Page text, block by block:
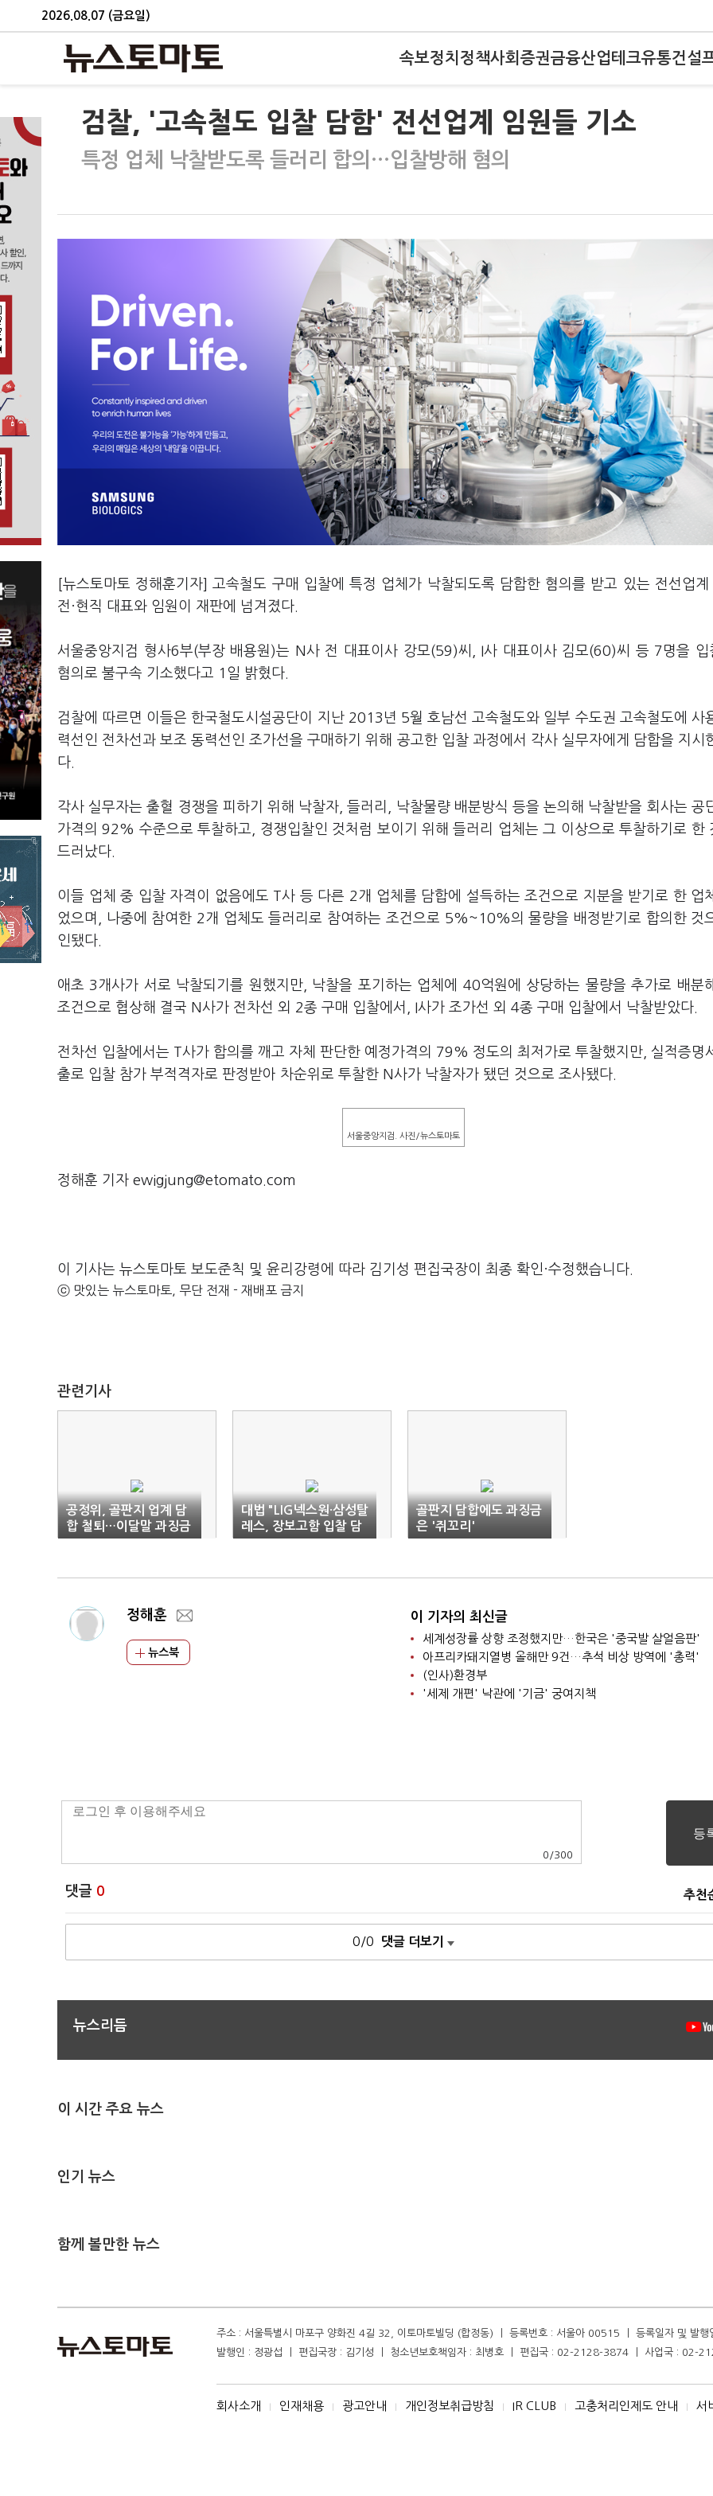
2026.08.07 (금요일)
속보정치 정책사회 증권금융산업테크유통건설
검찰, '고속철도 입찰 담함' 전선업계 임원들 기소
특정 업체 낙찰받도록 들러리 합의…입찰방해 혐의
[뉴스토마토 정해훈기자] 고속철도 구매 입찰에 특정 업체가 낙찰되도록 담합한 혐의를 받고 있는 전선업
전·현직 대표와 임원이 재판에 넘겨졌다.
서울중앙지검 형사6부(부장 배용원)는 N사 전 대표이사 강모(59)씨, I사 대표이사 김모(60)씨 등 7명을 입
혐의로 불구속 기소했다고 1일 밝혔다.
검찰에 따르면 이들은 한국철도시설공단이 지난 2013년 5월 호남선 고속철도와 일부 수도권 고속철도에 사
력선인 전차선과 보조 동력선인 조가선을 구매하기 위해 공고한 입찰 과정에서 각사 실무자에게 담합을 지시
다.
각사 실무자는 출혈 경쟁을 피하기 위해 낙찰자, 들러리, 낙찰물량 배분방식 등을 논의해 낙찰받을 회사는 공
가격의 92% 수준으로 투찰하고, 경쟁입찰인 것처럼 보이기 위해 들러리 업체는 그 이상으로 투찰하기로 한
드러났다.
이들 업체 중 입찰 자격이 없음에도 T사 등 다른 2개 업체를 담합에 설득하는 조건으로 지분을 받기로 한 업
었으며, 나중에 참여한 2개 업체도 들러리로 참여하는 조건으로 5%~10%의 물량을 배정받기로 합의한 것
인됐다.
애초 3개사가 서로 낙찰되기를 원했지만, 낙찰을 포기하는 업체에 40억원에 상당하는 물량을 추가로 배분
조건으로 협상해 결국 N사가 전차선 외 2종 구매 입찰에서, I사가 조가선 외 4종 구매 입찰에서 낙찰받았다.
전차선 입찰에서는 T사가 합의를 깨고 자체 판단한 예정가격의 79% 정도의 최저가로 투찰했지만, 실적증명
출로 입찰 참가 부적격자로 판정받아 차순위로 투찰한 N사가 낙찰자가 됐던 것으로 조사됐다.
서울중앙지검. 사진/뉴스토마토
정해훈 기자 ewigjung@etomato.com
이 기사는 뉴스토마토 보도준칙 및 윤리강령에 따라 김기성 편집국장이 최종 확인·수정했습니다.
ⓒ 맛있는 뉴스토마토, 무단 전재 - 재배포 금지
관련기사
공정위, 골판지 업계 담
합 철퇴…이달말 과징금
부과
대법 "LIG넥스원·삼성탈
레스, 장보고함 입찰 담
합 과징금 정당"
골판지 담합에도 과징금
은 '쥐꼬리'
정해훈
뉴스북
이 기자의 최신글
세계성장률 상향 조정했지만…한국은 '중국발 살얼음판'
아프리카돼지열병 올해만 9건…추석 비상 방역에 '총력'
(인사)환경부
'세제 개편' 낙관에 '기금' 궁여지책
0 /300
댓글 0 추천
0/0 댓글 더보기
뉴스리듬
이 시간 주요 뉴스
인기 뉴스
함께 볼만한 뉴스
주소 : 서울특별시 마포구 양화진 4길 32, 이토마토빌딩 (합정동) ㅣ 등록번호 : 서울아 00515 ㅣ 등록일자 및 발
발행인 : 정광섭 ㅣ 편집국장 : 김기성 ㅣ 청소년보호책임자 : 최병호 ㅣ 편집국 : 02-2128-3874 ㅣ 사업국 : 02-
회사소개 I 인재채용 I 광고안내 I 개인정보취급방침 I IR CLUB I 고충처리인제도 안내 I 서